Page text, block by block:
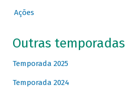
Ações
Outras temporadas
Temporada 2025
Temporada 2024